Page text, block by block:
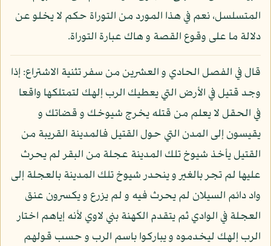
المتسلسل، نعم في هذا المورد من التوراة حكم لا يخلو عن
دلالة ما على وقوع القصة و هاك عبارة التوراة.
قال في الفصل الحادي و العشرين من سفر تثنية الاشتراع: إذا
وجد قتيل في الأرض التي يعطيك الرب إلهك لتمتلكها واقعا
في الحقل لا يعلم من قتله يخرج شيوخك و قضاتك و
يقيسون إلى المدن التي حول القتيل فالمدينة القريبة من
القتيل يأخذ شيوخ تلك المدينة عجلة من البقر لم يحرث
عليها لم تجر بالغير و ينحدر شيوخ تلك المدينة بالعجلة إلى
واد دائم السيلان لم يحرث فيه و لم يزرع و يكسرون عنق
العجلة في الوادي ثم يتقدم الكهنة بني لاوي لأنه إياهم اختار
الرب إلهك ليخدموه و يباركوا باسم الرب و حسب قولهم